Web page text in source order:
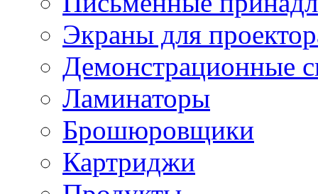
Экраны для
Демонстрационные
Ламинаторы
Брошюровщики
Картриджи